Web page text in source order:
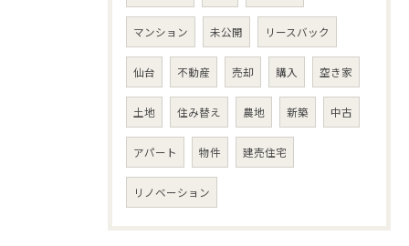
マンション 未公開 リースバック
仙台 不動産 売却 購入 空き家
土地 住み替え 農地 新築 中古
アパート 物件 建売住宅
リノベーション